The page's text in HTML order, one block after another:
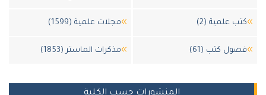
كتب علمية (2) مجلات علمية (1599)
فصول كتب (61) مذكرات الماستر (1853)